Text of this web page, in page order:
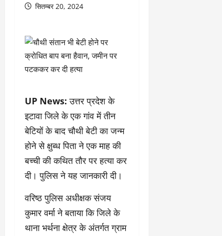
सितम्बर 20, 2024
UP News:उत्तर प्रदेश के
इटावा जिले के एक गांव में तीन
बेटियों के बाद चौथी बेटी का जन्म
होने से क्षुब्ध पिता ने एक माह की
बच्ची की कथित तौर पर हत्या कर
दी। पुलिस ने यह जानकारी दी।
वरिष्ठ पुलिस अधीक्षक संजय
कुमार वर्मा ने बताया कि जिले के
थाना भर्थना क्षेत्र के अंतर्गत ग्राम